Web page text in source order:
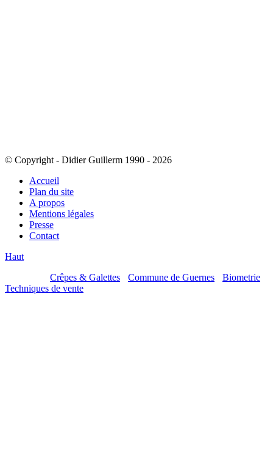
© Copyright - Didier Guillerm 1990 - 2026
Accueil
Plan du site
A propos
Mentions légales
Presse
Contact
Haut
Crêpes & Galettes Commune de Guernes Biometrie
Techniques de vente